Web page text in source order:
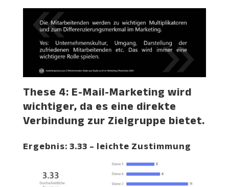
These 4: E-Mail-Marketing wird
wichtiger, da es eine direkte
Verbindung zur Zielgruppe bietet.
Ergebnis: 3.33 – leichte Zustimmung